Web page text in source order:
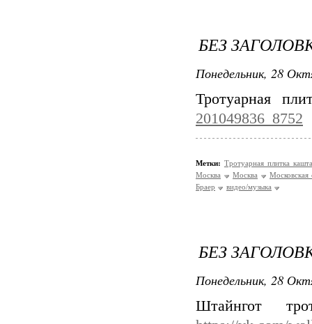
БЕЗ
Понедельник, 28
Тротуарная
201049836_8752
Метки: Тротуарная плитка
Москва
Москва
Московская
Браер
видео/музыка
БЕЗ
Понедельник, 28
Штайнгот